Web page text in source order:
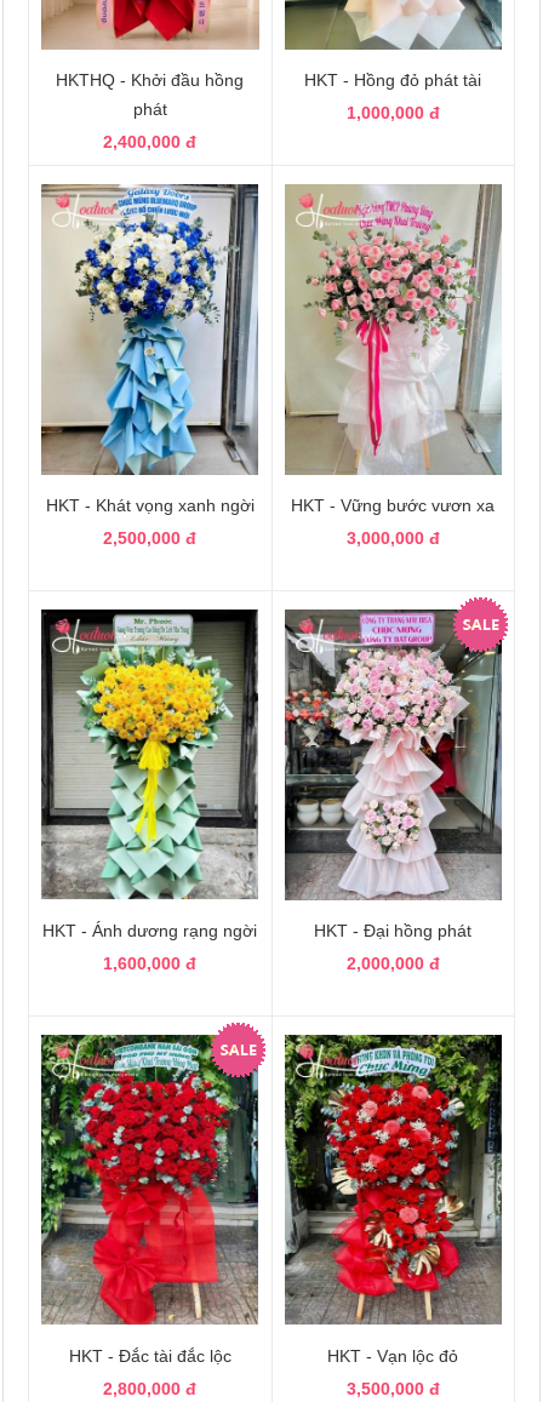
HKTHQ - Khởi đầu hồng
phát
2,400,000 đ
HKT - Hồng đỏ phát tài
1,000,000 đ
HKT - Khát vọng xanh ngời
2,500,000 đ
HKT - Vững bước vươn xa
3,000,000 đ
HKT - Ánh dương rạng ngời
1,600,000 đ
HKT - Đại hồng phát
2,000,000 đ
HKT - Đắc tài đắc lộc
2,800,000 đ
HKT - Vạn lộc đỏ
3,500,000 đ